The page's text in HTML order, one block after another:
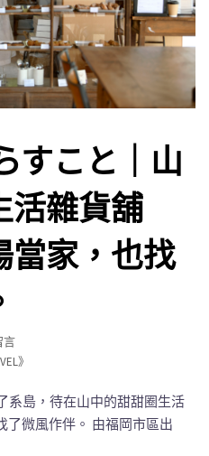
すこと｜山
活雜貨舖
當家，也找
言
》
系島，待在山中的甜甜圈生活
了微風作伴。 由福岡市區出